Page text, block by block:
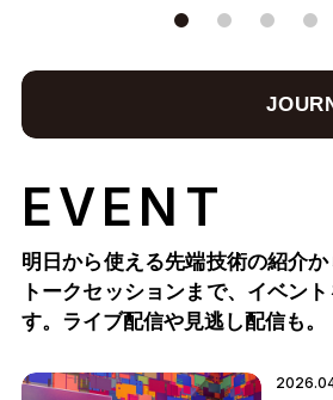
EVENT
明日から使える先端技術の紹介
トークセッションまで、 イベン
す。ライブ配信や見逃し配信も。